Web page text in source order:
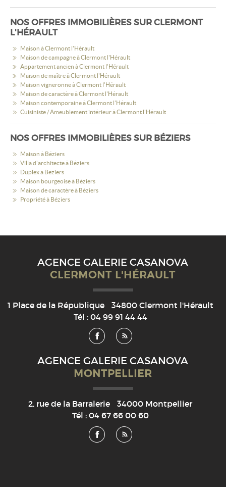
NOS OFFRES IMMOBILIÈRES SUR CLERMONT
L'HÉRAULT
Maison à Clermont l'Hérault
Maison de campagne à Clermont l'Hérault
Appartement ancien à Clermont l'Hérault
Maison de maître à Clermont l'Hérault
Maison vigneronne à Clermont l'Hérault
Maison de caractère à Clermont l'Hérault
Maison contemporaine à Clermont l'Hérault
Cuisiniste / Ameublement intérieur à Clermont l'Hérault
NOS OFFRES IMMOBILIÈRES SUR BÉZIERS
Maison à Béziers
Villa d'architecte à Béziers
Duplex à Béziers
Maison bourgeoise à Béziers
Maison de caractère à Béziers
Propriété à Béziers
AGENCE GALERIE CASANOVA
CLERMONT L'HÉRAULT
1 Place de la République 34800 Clermont l'Hérault
Tél : 04 99 91 44 44
AGENCE GALERIE CASANOVA
MONTPELLIER
2, rue de la Barralerie 34000 Montpellier
Tél : 04 67 66 00 60